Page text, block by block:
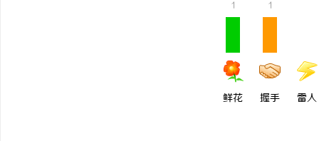
1
鲜花
1
握手 雷人